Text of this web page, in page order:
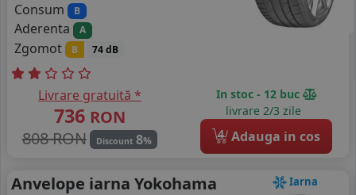
Consum
B
Aderenta A
Zgomot B 74 dB
Livrare gratuită *
736 RON
808 RON
Discount 8%
In stoc - 12 buc
livrare 2/3 zile
4 Adauga in cos
Iarna
Anvelope iarna Yokohama